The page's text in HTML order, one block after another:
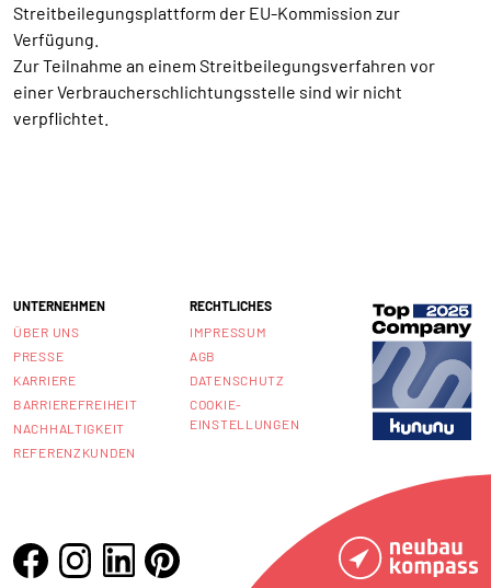
Streitbeilegungsplattform der EU-Kommission zur
Verfügung.
Zur Teilnahme an einem Streitbeilegungsverfahren vor
einer Verbraucherschlichtungsstelle sind wir nicht
verpflichtet.
UNTERNEHMEN
ÜBER UNS
PRESSE
KARRIERE
BARRIEREFREIHEIT
NACHHALTIGKEIT
REFERENZKUNDEN
RECHTLICHES
IMPRESSUM
AGB
DATENSCHUTZ
COOKIE-
EINSTELLUNGEN